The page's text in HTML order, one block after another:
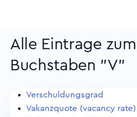
Alle Eintrage zum
Buchstaben "V"
Verschuldungsgrad
Vakanzquote (vacancy rate)